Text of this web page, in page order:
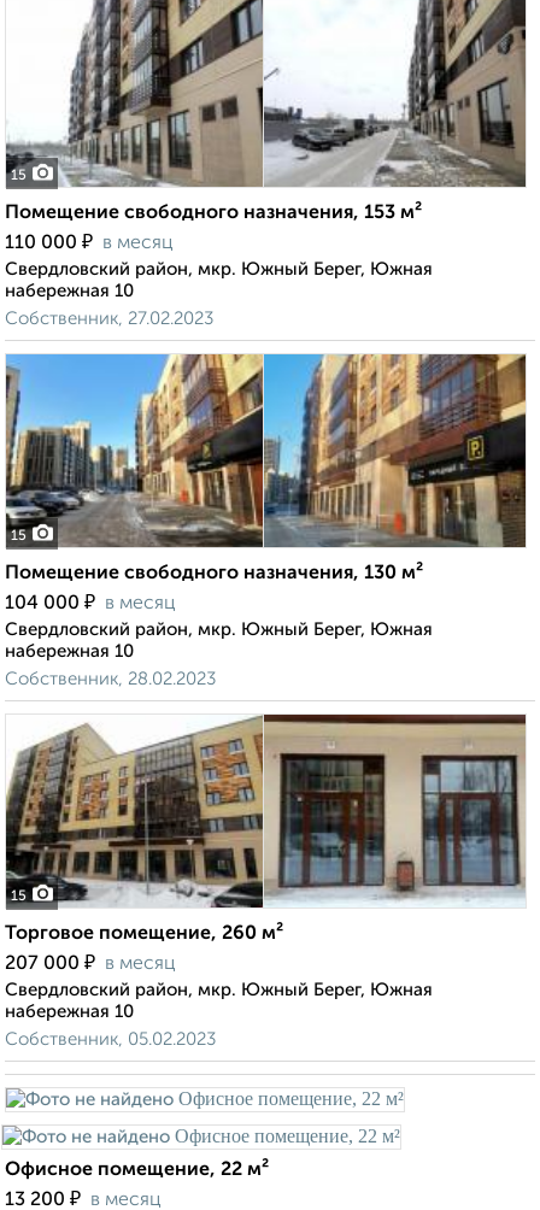
15
Помещение свободного назначения, 153 м²
110 000 ₽ в месяц
Свердловский район, мкр. Южный Берег, Южная
набережная 10
Собственник, 27.02.2023
15
Помещение свободного назначения, 130 м²
104 000 ₽ в месяц
Свердловский район, мкр. Южный Берег, Южная
набережная 10
Собственник, 28.02.2023
15
Торговое помещение, 260 м²
207 000 ₽ в месяц
Свердловский район, мкр. Южный Берег, Южная
набережная 10
Собственник, 05.02.2023
Офисное помещение, 22 м²
13 200 ₽ в месяц